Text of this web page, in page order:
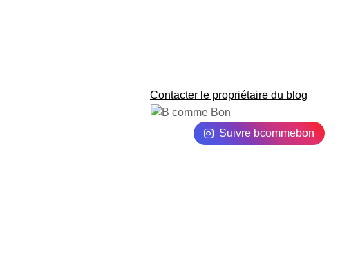
Contacter le propriétaire du blog
Suivre bcommebon